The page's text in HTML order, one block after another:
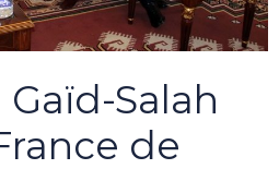
Salah
de